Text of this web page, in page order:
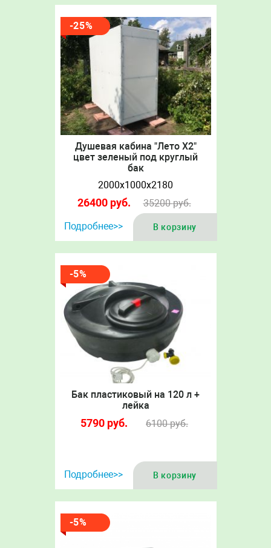
-25%
Душевая кабина "Лето Х2"
цвет зеленый под круглый
бак
2000х1000х2180
26400 руб. 35200руб.
Подробнее>>
В корзину
-5%
Бак пластиковый на 120 л +
лейка
5790 руб. 6100руб.
Подробнее>> В корзину
-5%